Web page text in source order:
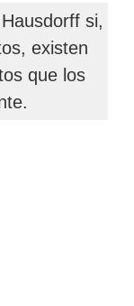
si,
existen
que los